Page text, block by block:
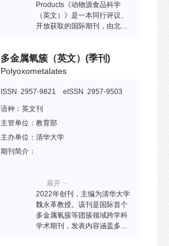
Products《动物源食品科学
（英文）》是一本同行评议、
开放获取的国际期刊，由北京
品杂志社《食品科学》编辑团
队运营，清华大学出版社
食品科学与技术学科领域文
最新研究成果，涉及肉、水
产、乳、蛋、动物内脏、食用
昆虫等原料，研究内容包括食
物原料品质、加工特性，营养
制，产品保鲜、贮藏与包装，
微生物及发酵，非法药物残留
及食品安全检测，真实性鉴
别，细胞培育肉，法规标准
等。
多金属氧簇（英文） (季刊)
Polyoxometalates
ISSN 2957-9821 eISSN 2957-9503
语种： 英文刊
主管单位： 教育部
主办单位： 清华大学
期刊简介：
展开
2022年创刊，主编为清华大学
魏永革教授。该刊是国际首个
多金属氧簇等团簇领域跨学科
学术期刊，发表内容涵盖多金